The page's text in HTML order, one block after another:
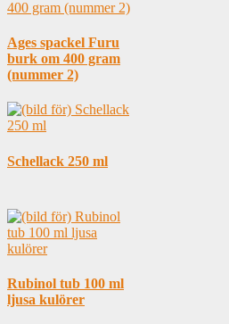
Ages spackel Furu
burk om 400 gram
(nummer 2)
Schellack 250 ml
Rubinol tub 100 ml
ljusa kulörer